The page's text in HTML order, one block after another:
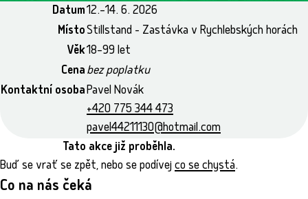
Datum12.–14. 6. 2026
MístoStillstand - Zastávka v Rychlebských horách
Věk18–99 let
Cenabez poplatku
Kontaktní osobaPavel Novák
+420 775 344 473
pavel44211130@hotmail.com
Tato akce již proběhla.
Buď se vrať se zpět, nebo se podívejco se chystá.
Co na nás čeká